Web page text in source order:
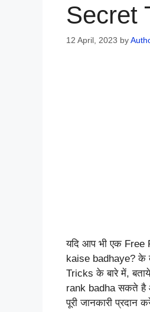
Secret
12 April, 2023 by
यदि आप भी एक Free
kaise badhaye? के
Tricks के बारे में,
rank badha सकते है
पूरी जानकारी प्रदान